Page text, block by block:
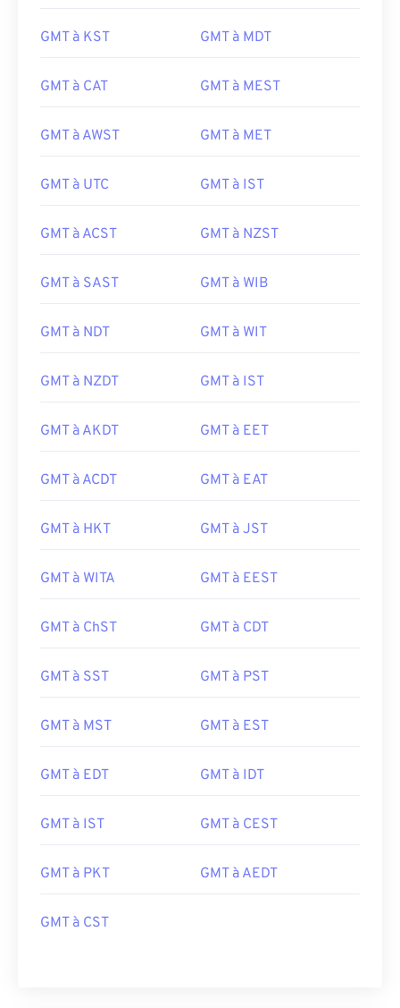
GMT à KST GMT à MDT
GMT à CAT GMT à MEST
GMT à AWST GMT à MET
GMT à UTC GMT à IST
GMT à ACST GMT à NZST
GMT à SAST GMT à WIB
GMT à NDT GMT à WIT
GMT à NZDT GMT à IST
GMT à AKDT GMT à EET
GMT à ACDT GMT à EAT
GMT à HKT GMT à JST
GMT à WITA GMT à EEST
GMT à ChST GMT à CDT
GMT à SST GMT à PST
GMT à MST GMT à EST
GMT à EDT GMT à IDT
GMT à IST GMT à CEST
GMT à PKT GMT à AEDT
GMT à CST